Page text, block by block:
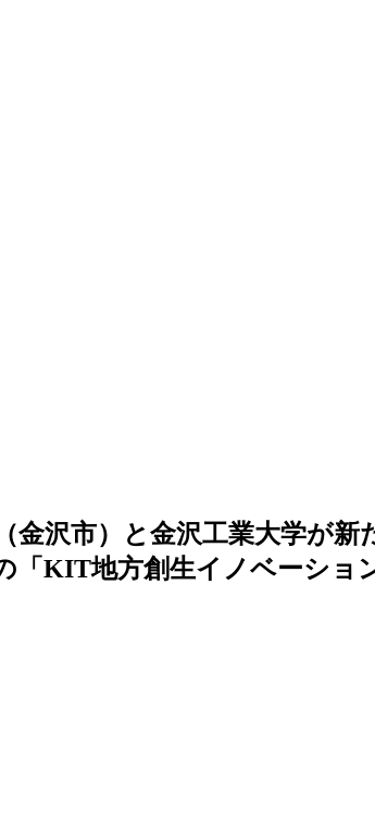
沢市）と金沢工業大学が新
「KIT地方創生イノベーショ